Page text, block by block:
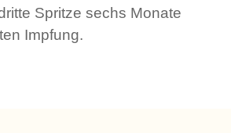
Spritze sechs Monate
Impfung.